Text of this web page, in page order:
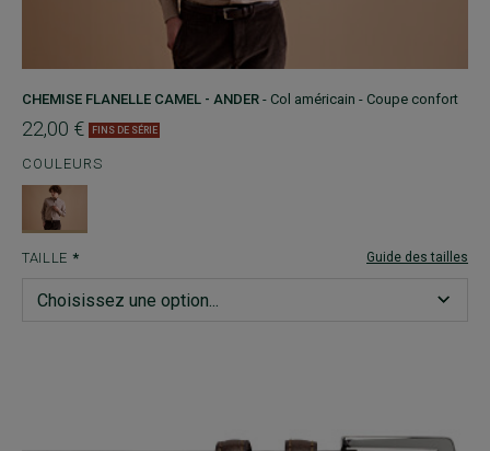
CHEMISE FLANELLE CAMEL - ANDER - Col américain - Coupe confort
22,00 € FINS DE SÉRIE
COULEURS
TAILLE Guide des tailles